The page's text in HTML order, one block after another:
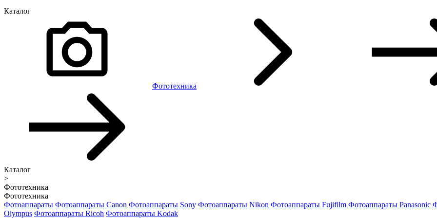
Каталог
Фототехника
Каталог
>
Фототехника
Фототехника
Фотоаппараты Фотоаппараты Canon Фотоаппараты Sony Фотоаппараты Nikon Фотоаппараты Fujifilm Фотоаппараты Panasonic
Olympus Фотоаппараты Ricoh Фотоаппараты Kodak